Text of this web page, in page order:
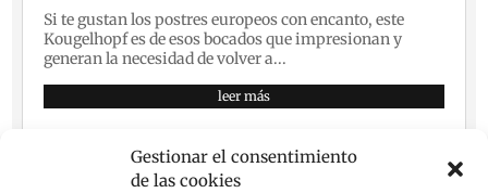
Gestionar el consentimiento
de las cookies
Si te gustan los postres europeos con encanto, este
Kougelhopf es de esos bocados que impresionan y
generan la necesidad de volver a...
leer más